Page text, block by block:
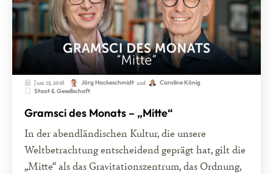
Juni 15, 2026 Jörg Hackeschmidt und
Caroline König
Staat & Gesellschaft
Gramsci des Monats – „Mitte“
In der abendländischen Kultur, die unsere
Weltbetrachtung entscheidend geprägt hat, gilt die
„Mitte“ als das Gravitationszentrum, das Ordnung,